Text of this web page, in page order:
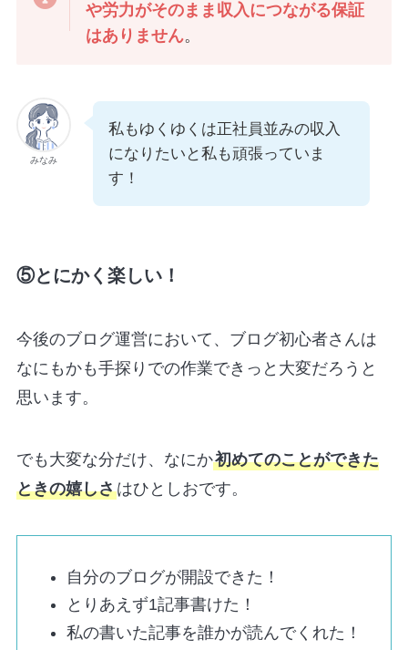
や労力がそのまま収入につながる保証
はありません。
みなみ
私もゆくゆくは正社員並みの収入
になりたいと私も頑張っていま
す！
⑤とにかく楽しい！
今後のブログ運営において、ブログ初心者さんは
なにもかも手探りでの作業できっと大変だろうと
思います。
でも大変な分だけ、なにか初めてのことができた
ときの嬉しさはひとしおです。
自分のブログが開設できた！
とりあえず1記事書けた！
私の書いた記事を誰かが読んでくれた！